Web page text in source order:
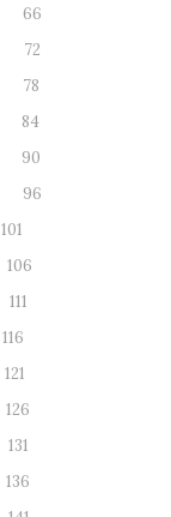
66
72
78
84
90
96
101
106
111
116
121
126
131
136